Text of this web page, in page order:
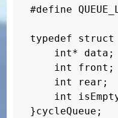
s->maxSize
s->data =
    int pos;
for (pos
s-
    }
s-
#define
typedef struct
    int* data;
    int front;
    int rear;
int
}cycleQueue;